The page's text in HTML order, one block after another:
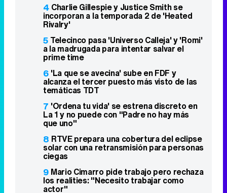
4 Charlie Gillespie y Justice Smith se
incorporan a la temporada 2 de 'Heated
Rivalry'
5 Telecinco pasa 'Universo Calleja' y 'Romi'
a la madrugada para intentar salvar el
prime time
6 'La que se avecina' sube en FDF y
alcanza el tercer puesto más visto de las
temáticas TDT
7 'Ordena tu vida' se estrena discreto en
La 1 y no puede con "Padre no hay más
que uno"
8 RTVE prepara una cobertura del eclipse
solar con una retransmisión para personas
ciegas
9 Mario Cimarro pide trabajo pero rechaza
los realities: "Necesito trabajar como
actor"